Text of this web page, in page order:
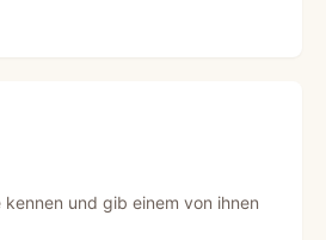
kennen und gib einem von ihnen